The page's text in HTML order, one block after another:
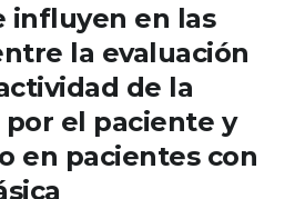
influyen en las
la evaluación
de la
el paciente y
en pacientes con